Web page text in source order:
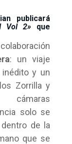
publicará
Vol 2» que
: un viaje
y un
Zorrilla y
solo se
de la
que se